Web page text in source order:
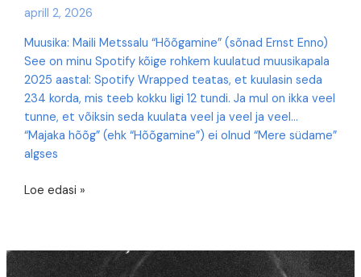
aprill 2, 2026
Muusika: Maili Metssalu “Hõõgamine” (sõnad Ernst Enno)
See on minu Spotify kõige rohkem kuulatud muusikapala
2025 aastal: Spotify Wrapped teatas, et kuulasin seda
234 korda, mis teeb kokku ligi 12 tundi. Ja mul on ikka veel
tunne, et võiksin seda kuulata veel ja veel ja veel…
“Majaka hõõg” (ehk “Hõõgamine”) ei olnud “Mere südame”
algses
Ühe
hõõg”
Loe edasi »